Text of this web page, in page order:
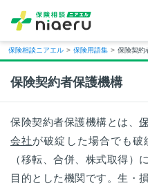
保険相談ニアエル > 保険用語集 > 保険契約
保険契約者保護機構
保険契約者保護機構とは、
会社が破綻した場合でも破
（移転、合併、株式取得）
目的とした機関です。生・